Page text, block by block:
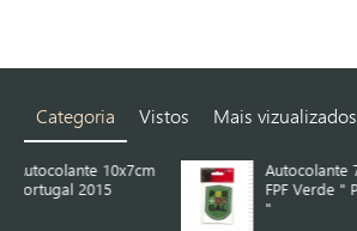
Categoria Vistos Mais vizualizados
Autocolante 7*10 cm
FPF Verde " Portugal